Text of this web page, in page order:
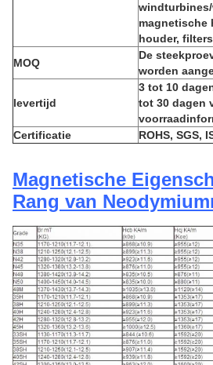
magnetische
houder,
MOQ
De
worden
levertijd
3 tot 10
tot 30 dagen
Certificatie
ROHS, SGS,
Magnetische
Rang van